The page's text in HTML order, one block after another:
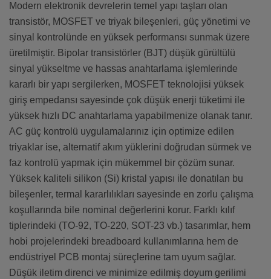
Modern elektronik devrelerin temel yapı taşları olan
transistör, MOSFET ve triyak bileşenleri, güç yönetimi ve
sinyal kontrolünde en yüksek performansı sunmak üzere
üretilmiştir. Bipolar transistörler (BJT) düşük gürültülü
sinyal yükseltme ve hassas anahtarlama işlemlerinde
kararlı bir yapı sergilerken, MOSFET teknolojisi yüksek
giriş empedansı sayesinde çok düşük enerji tüketimi ile
yüksek hızlı DC anahtarlama yapabilmenize olanak tanır.
AC güç kontrolü uygulamalarınız için optimize edilen
triyaklar ise, alternatif akım yüklerini doğrudan sürmek ve
faz kontrolü yapmak için mükemmel bir çözüm sunar.
Yüksek kaliteli silikon (Si) kristal yapısı ile donatılan bu
bileşenler, termal kararlılıkları sayesinde en zorlu çalışma
koşullarında bile nominal değerlerini korur. Farklı kılıf
tiplerindeki (TO-92, TO-220, SOT-23 vb.) tasarımlar, hem
hobi projelerindeki breadboard kullanımlarına hem de
endüstriyel PCB montaj süreçlerine tam uyum sağlar.
Düşük iletim direnci ve minimize edilmiş doyum gerilimi